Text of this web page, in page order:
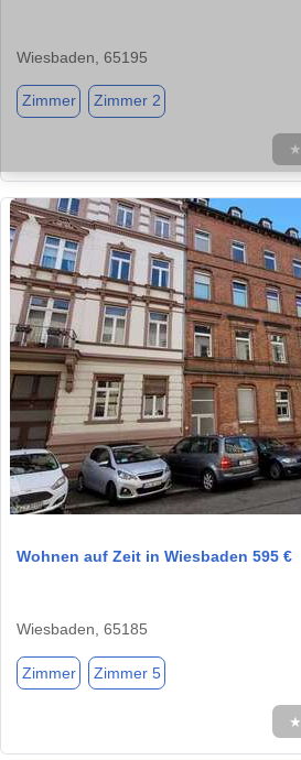
Wiesbaden, 65195
Zimmer Zimmer 2
★
Wohnen auf Zeit in Wiesbaden 595 €
Wiesbaden, 65185
Zimmer Zimmer 5
★